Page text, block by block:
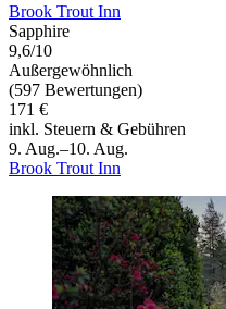
Brook Trout Inn
Sapphire
9,6/10
Außergewöhnlich
(597 Bewertungen)
171 €
inkl. Steuern & Gebühren
9. Aug.–10. Aug.
Brook Trout Inn